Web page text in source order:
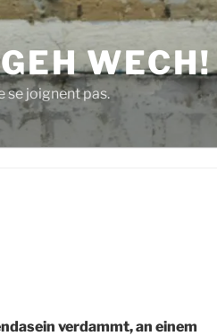
WECH!
se joignent pas.
verdammt, an einem